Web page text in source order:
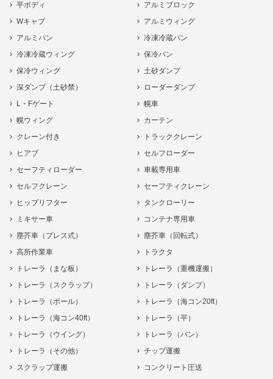
平ボディ
アルミブロック
Wキャブ
アルミウィング
アルミバン
冷凍冷蔵バン
冷凍冷蔵ウィング
保冷バン
保冷ウィング
土砂ダンプ
深ダンプ（土砂禁）
ローダーダンプ
L・Fゲート
幌車
幌ウィング
カーテン
クレーン付き
トラッククレーン
ヒアブ
セルフローダー
セーフティローダー
車載専用車
セルフクレーン
セーフティクレーン
ヒップリフター
タンクローリー
ミキサー車
コンテナ専用車
塵芥車（プレス式）
塵芥車（回転式）
高所作業車
トラクタ
トレーラ（まな板）
トレーラ（重機運搬）
トレーラ（スクラップ）
トレーラ（ダンプ）
トレーラ（ポール）
トレーラ（海コン20ft）
トレーラ（海コン40ft）
トレーラ（平）
トレーラ（ウイング）
トレーラ（バン）
トレーラ（その他）
チップ運搬
スクラップ運搬
コンクリート圧送